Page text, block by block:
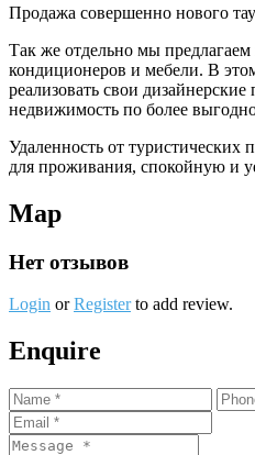
Продажа совершенно нового
Так же отдельно мы
кондиционеров и мебели. В
реализовать свои
недвижимость по более
Удаленность от туристических
для проживания, спокойную и
Map
Нет отзывов
Login or Register to add review.
Enquire